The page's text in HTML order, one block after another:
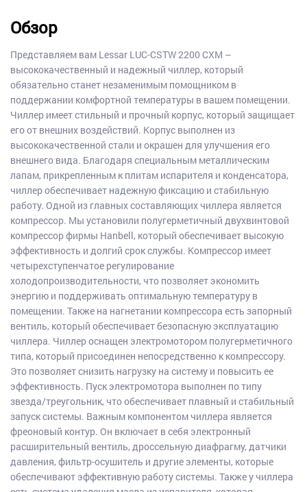
Обзор
Представляем вам Lessar LUC-CSTW 2200 CXM –
высококачественный и надежный чиллер, который
обязательно станет незаменимым помощником в
поддержании комфортной температуры в вашем помещении.
Чиллер имеет стильный и прочный корпус, который защищает
его от внешних воздействий. Корпус выполнен из
высококачественной стали и окрашен для улучшения его
внешнего вида. Благодаря специальным металлическим
лапам, прикрепленным к плитам испарителя и конденсатора,
чиллер обеспечивает надежную фиксацию и стабильную
работу. Одной из главных составляющих чиллера является
компрессор. Мы установили полугерметичный двухвинтовой
компрессор фирмы Hanbell, который обеспечивает высокую
эффективность и долгий срок службы. Компрессор имеет
четырехступенчатое регулирование
холодопроизводительности, что позволяет экономить
энергию и поддерживать оптимальную температуру в
помещении. Также на нагнетании компрессора есть запорный
вентиль, который обеспечивает безопасную эксплуатацию
чиллера. Чиллер оснащен электромотором полугерметичного
типа, который присоединен непосредственно к компрессору.
Это позволяет снизить нагрузку на систему и повысить ее
эффективность. Пуск электромотора выполнен по типу
звезда/треугольник, что обеспечивает плавный и стабильный
запуск системы. Важным компонентом чиллера является
фреоновый контур. Он включает в себя электронный
расширительный вентиль, дроссельную диафрагму, датчики
давления, фильтр-осушитель и другие элементы, которые
обеспечивают эффективную работу системы. Также у чиллера